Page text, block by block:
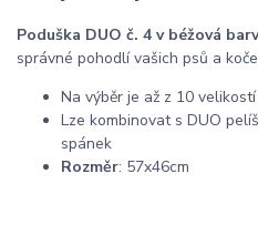
Poduška DUO č. 4 v béžová
správné pohodlí vašich psů a
Na výběr je až z 10
Lze kombinovat s DUO
spánek
Rozměr: 57x46cm